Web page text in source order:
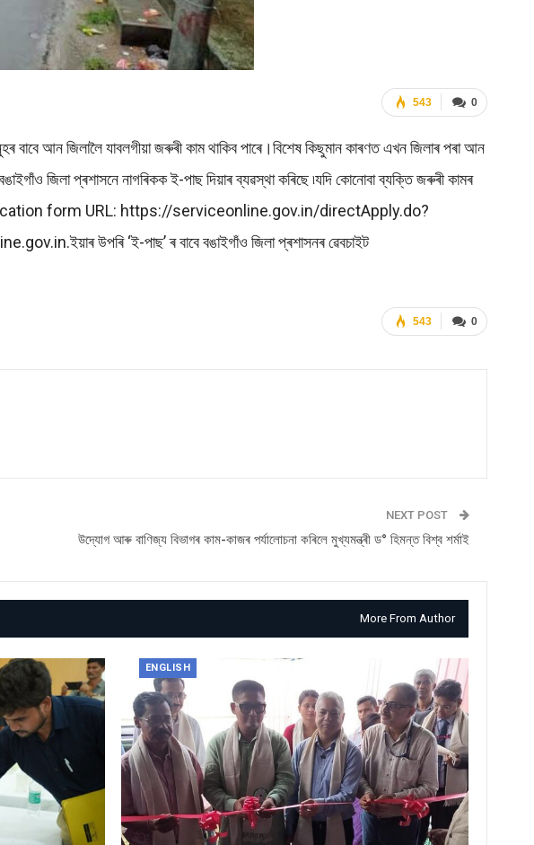
0
543
আন জিলালৈ যাবলগীয়া জৰুৰী কাম থাকিব পাৰে।বিশেষ কিছুমান কাৰণত এখন জিলাৰ পৰা আন
জিলা প্ৰশাসনে নাগৰিকক ই-পাছ দিয়াৰ ব্যৱস্থা কৰিছে ৷যদি কোনোবা ব্যক্তি জৰুৰী কামৰ
৷ Application form URL: https://serviceonline.gov.in/directApply.do?
উপৰি ‘ই-পাছ’ ৰ বাবে বঙাইগাঁও জিলা প্ৰশাসনৰ ৱেবচাইট
0
543
NEXT POST
উদ্যোগ আৰু বাণিজ্য বিভাগৰ কাম-কাজৰ পৰ্যালোচনা কৰিলে মুখ্যমন্ত্ৰী ড° হিমন্ত বিশ্ব শৰ্মাই
More From Author
ENGLISH